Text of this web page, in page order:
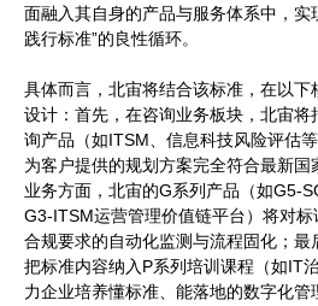
面融入其自身的产品与服务体系中，实
践行标准”的良性循环。
具体而言，北宙将结合该标准，在以
设计：首先，在咨询业务板块，北宙
询产品（如ITSM、信息科技风险评估
为客户提供的规划方案完全符合最新
业务方面，北宙的G系列产品（如G5-
G3-ITSM运营管理价值链平台）将对
合规要求的自动化监测与流程固化；
把标准内容纳入P系列培训课程（如IT
力企业培养懂标准、能落地的数字化